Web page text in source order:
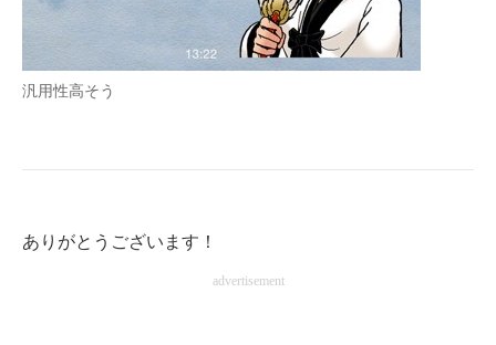
汎用性高そう
ありがとうございます！
advertisement